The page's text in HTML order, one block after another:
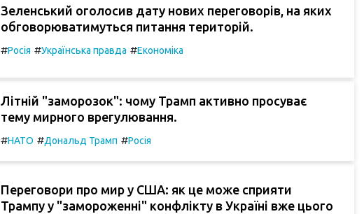
Зеленський оголосив дату нових переговорів, на яких
обговорюватимуться питання територій.
#Росія #Українська правда #Економіка
Літній "заморозок": чому Трамп активно просуває
тему мирного врегулювання.
#НАТО #Дональд Трамп #Росія
Переговори про мир у США: як це може сприяти
Трампу у "замороженні" конфлікту в Україні вже цього